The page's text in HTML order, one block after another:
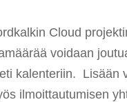
Cloud
voidaan
kalenteriin. Lisään
ilmoittautumisen